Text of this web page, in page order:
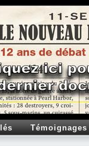
Témoignages